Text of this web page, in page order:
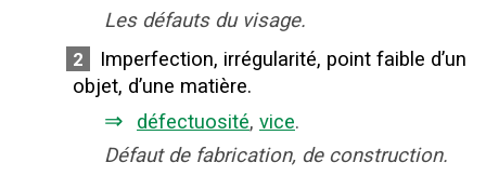
Les défauts du visage.
2
Imperfection, irrégularité, point faible d’un
objet, d’une matière.
⇒ défectuosité, vice.
Défaut de fabrication, de construction.